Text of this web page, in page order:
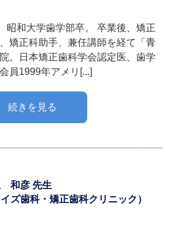
昭和大学歯学部卒。 卒業後、矯正
矯正科助手、兼任講師を経て「青
。日本矯正歯科学会認定医、歯学
員1999年アメリ[...]
続きを見る
和彦 先生
イズ歯科・矯正歯科クリニック）